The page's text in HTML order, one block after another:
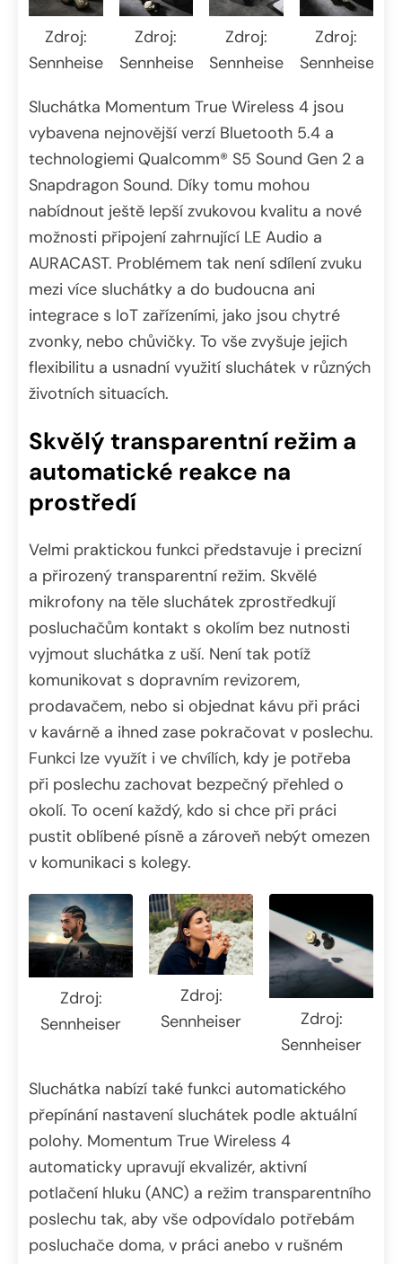
Zdroj:
Sennheiser
Zdroj:
Sennheiser
Zdroj:
Sennheiser
Zdroj:
Sennheiser
Sluchátka Momentum True Wireless 4 jsou
vybavena nejnovější verzí Bluetooth 5.4 a
technologiemi Qualcomm® S5 Sound Gen 2 a
Snapdragon Sound. Díky tomu mohou
nabídnout ještě lepší zvukovou kvalitu a nové
možnosti připojení zahrnující LE Audio a
AURACAST. Problémem tak není sdílení zvuku
mezi více sluchátky a do budoucna ani
integrace s IoT zařízeními, jako jsou chytré
zvonky, nebo chůvičky. To vše zvyšuje jejich
flexibilitu a usnadní využití sluchátek v různých
životních situacích.
Skvělý transparentní režim a
automatické reakce na
prostředí
Velmi praktickou funkci představuje i precizní
a přirozený transparentní režim. Skvělé
mikrofony na těle sluchátek zprostředkují
posluchačům kontakt s okolím bez nutnosti
vyjmout sluchátka z uší. Není tak potíž
komunikovat s dopravním revizorem,
prodavačem, nebo si objednat kávu při práci
v kavárně a ihned zase pokračovat v poslechu.
Funkci lze využít i ve chvílích, kdy je potřeba
při poslechu zachovat bezpečný přehled o
okolí. To ocení každý, kdo si chce při práci
pustit oblíbené písně a zároveň nebýt omezen
v komunikaci s kolegy.
Zdroj:
Sennheiser
Zdroj:
Sennheiser
Zdroj:
Sennheiser
Sluchátka nabízí také funkci automatického
přepínání nastavení sluchátek podle aktuální
polohy. Momentum True Wireless 4
automaticky upravují ekvalizér, aktivní
potlačení hluku (ANC) a režim transparentního
poslechu tak, aby vše odpovídalo potřebám
posluchače doma, v práci anebo v rušném